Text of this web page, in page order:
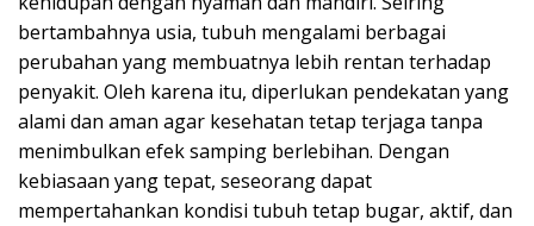
bertambahnya usia, tubuh mengalami berbagai
perubahan yang membuatnya lebih rentan terhadap
penyakit. Oleh karena itu, diperlukan pendekatan yang
alami dan aman agar kesehatan tetap terjaga tanpa
menimbulkan efek samping berlebihan. Dengan
kebiasaan yang tepat, seseorang dapat
mempertahankan kondisi tubuh tetap bugar, aktif, dan